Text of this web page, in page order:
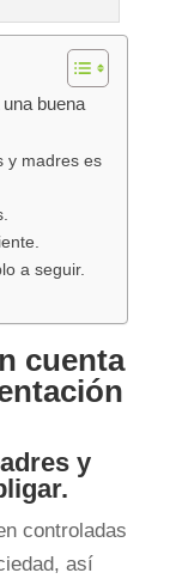
buena
y madres es
a seguir.
cuenta
y
controladas
así